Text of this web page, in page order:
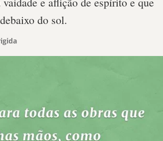
do sol.